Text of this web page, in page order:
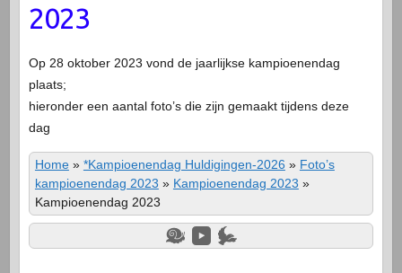
2023
Op 28 oktober 2023 vond de jaarlijkse kampioenendag
plaats;
hieronder een aantal foto’s die zijn gemaakt tijdens deze
dag
Home» *Kampioenendag Huldigingen-2026 » Foto’s
kampioenendag 2023 » Kampioenendag 2023 »
Kampioenendag 2023